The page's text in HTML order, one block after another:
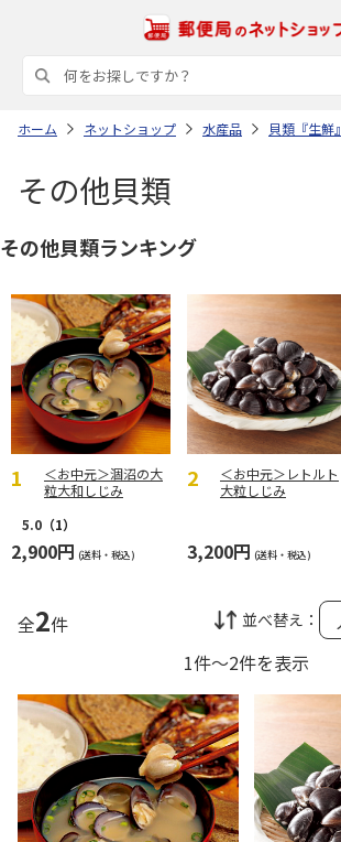
ホーム ネットショップ 水産品 貝類『生鮮』
その他貝類
その他貝類ランキング
＜お中元＞涸沼の大
粒大和しじみ
5.0 （1）
2,900円 (送料・税込)
＜お中元＞レトルト
大粒しじみ
3,200円 (送料・税込)
全2件 並べ替え：
1件～2件を表示